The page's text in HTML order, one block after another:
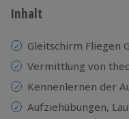
Inhalt
Gleitschirm Fliegen
Vermittlung von
Kennenlernen der
Aufziehübungen,